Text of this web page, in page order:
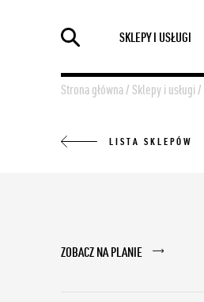
SKLEPY I USŁUGI
Strona główna/Sklepy i usługi /
LISTA SKLEPÓW
ZOBACZ NA PLANIE